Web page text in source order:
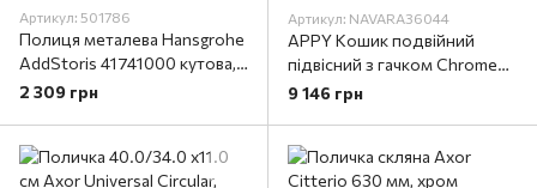
Артикул: 501786
Полиця металева Hansgrohe
AddStoris 41741000 кутова,
хром
2 309 грн
Артикул: NAVARA36044
APPY Кошик подвійний
підвісний з гачком Chrome
(APPY2 SL)
9 146 грн